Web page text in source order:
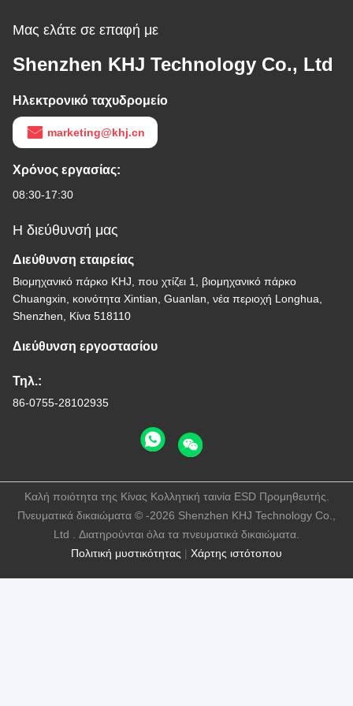
Μας ελάτε σε επαφή με
Shenzhen KHJ Technology Co., Ltd
Ηλεκτρονικό ταχυδρομείο
marketing@khj.cn
Χρόνος εργασίας:
08:30-17:30
Η διεύθυνσή μας
Διεύθυνση εταιρείας
Βιομηχανικό πάρκο KHJ, που χτίζει 1, βιομηχανικό πάρκο
Chuangxin, κοινότητα Xintian, Guanlan, νέα περιοχή Longhua,
Shenzhen, Κίνα 518110
Διεύθυνση εργοστασίου
Τηλ.:
86-0755-28102935
Πολιτική μυστικότητας | Χάρτης ιστότοπου
Καλή ποιότητα της Κίνας Κολλητική ταινία ESD Προμηθευτής.
Πνευματικά δικαιώματα © -2026 Shenzhen KHJ Technology Co.,
Ltd . Διατηρούνται όλα τα πνευματικά δικαιώματα.